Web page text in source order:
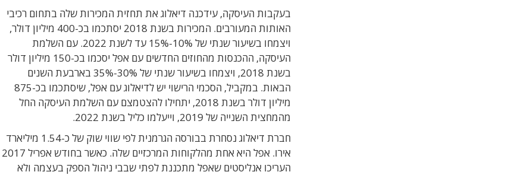
בעקבות העיסקה, עידכנה דיאלוג את תחזית המכירות שלה בתחום רכיבי
האותות המעורבים. המכירות בשנת 2018 יסתכמו בכ-400 מיליון דולר,
ויצמחו בשיעור שנתי של 10%-15% עד לשנת 2022. עם השלמת
העיסקה, ההכנסות מהחוזים החדשים עם אפל יסכמו בכ-150 מיליון דולר
בשנת 2018, ויצמחו בשיעור שנתי של 30%-35% בארבעת השנים
הבאות. במקביל, הסכמי הרישוי יש לדיאלוג עם אפל, שיסתכמו בכ-875
מיליון דולר בשנת 2018, יתחילו להצטמצם עם השלמת העיסקה החל
מהמחצית השנייה של 2019, וייעלמו כליל בשנת 2022.
חברת דיאלוג נסחרת בבורסה הגרמנית לפי שווי שוק של כ-1.54 מיליארד
אירו. אפל היא אחת מהלקוחות המרכזיים שלה. כאשר בחודש אפריל 2017
העריכו אנליסטים שאפל מתכננת לפתי שבבי ניהול הספק בעצמה ולא